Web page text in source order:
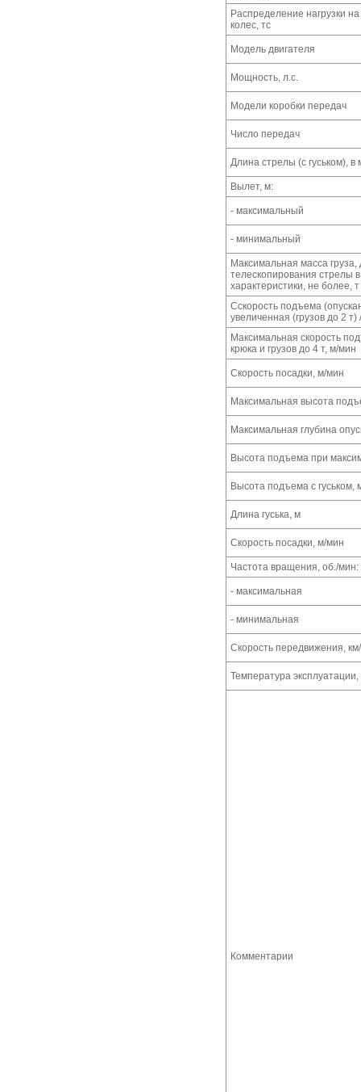
Распределение нагрузки
колес, тс
Модель двигателя
Мощность, л.с.
Модели коробки передач
Число передач
Длина стрелы (с гуськом), в
Вылет, м:
- максимальный
- минимальный
Максимальная масса
телескопирования стрелы
характеристики, не более, т
Сскорость подъема
увеличенная (грузов до 2
Максимальная скорость
крюка и грузов до 4 т, м/мин
Скорость посадки, м/мин
Максимальная высота
Максимальная глубина
Высота подъема при
Высота подъема с гуськом,
Длина гуська, м
Скорость посадки, м/мин
Частота вращения, об./мин:
- максимальная
- минимальная
Скорость передвижения,
Температура эксплуатации,
Комментарии